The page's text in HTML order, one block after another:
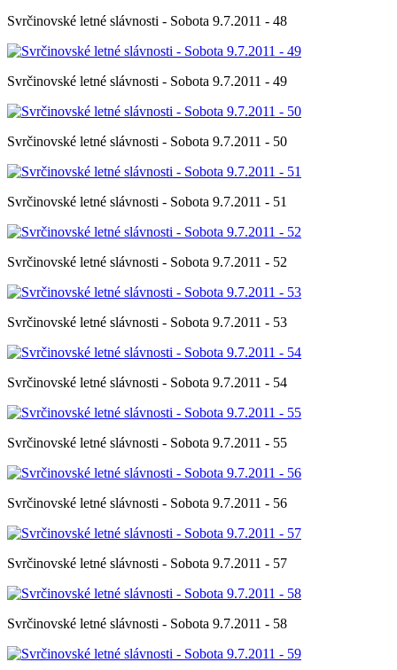
Svrčinovské letné slávnosti - Sobota 9.7.2011 - 48
Svrčinovské letné slávnosti - Sobota 9.7.2011 - 49
Svrčinovské letné slávnosti - Sobota 9.7.2011 - 50
Svrčinovské letné slávnosti - Sobota 9.7.2011 - 51
Svrčinovské letné slávnosti - Sobota 9.7.2011 - 52
Svrčinovské letné slávnosti - Sobota 9.7.2011 - 53
Svrčinovské letné slávnosti - Sobota 9.7.2011 - 54
Svrčinovské letné slávnosti - Sobota 9.7.2011 - 55
Svrčinovské letné slávnosti - Sobota 9.7.2011 - 56
Svrčinovské letné slávnosti - Sobota 9.7.2011 - 57
Svrčinovské letné slávnosti - Sobota 9.7.2011 - 58